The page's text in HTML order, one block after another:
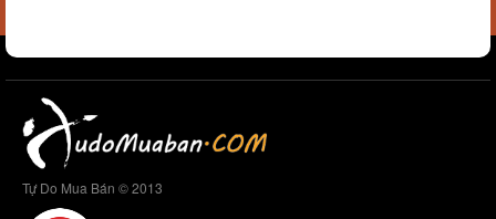
Tự Do Mua Bán © 2013